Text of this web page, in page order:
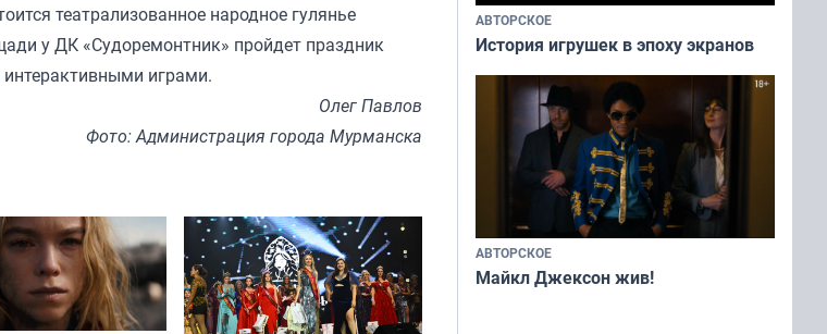
театрализованное народное гулянье
у ДК «Судоремонтник» пройдет праздник
играми.
Олег Павлов
Фото: Администрация города Мурманска
АВТОРСКОЕ
История игрушек в эпоху экранов
АВТОРСКОЕ
Майкл Джексон жив!